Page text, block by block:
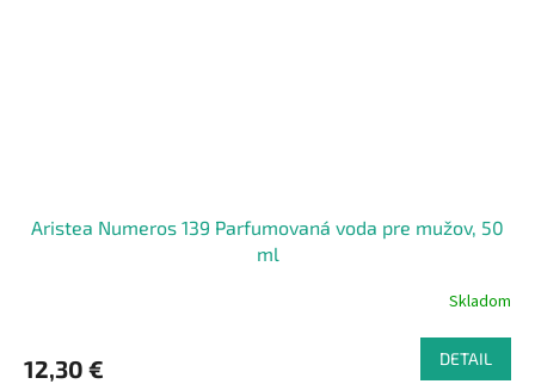
Aristea Numeros 139 Parfumovaná voda pre mužov, 50
ml
Skladom
12,30 € DETAIL